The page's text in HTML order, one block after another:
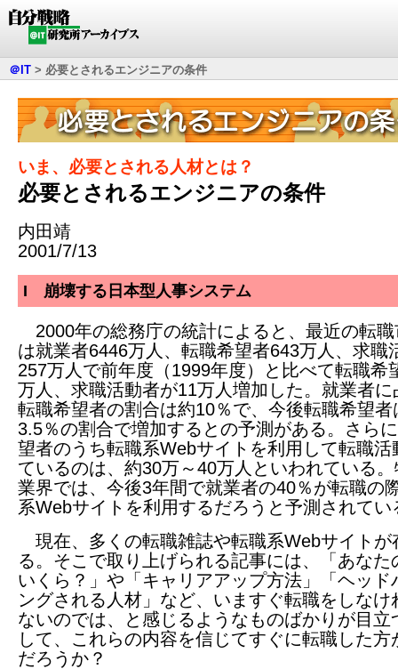
＠IT > 必要とされるエンジニアの条件
いま、必要とされる人材とは？
必要とされるエンジニアの条件
内田靖
2001/7/13
I 崩壊する日本型人事システム
2000年の総務庁の統計によると、最近の転職
は就業者6446万人、転職希望者643万人、求職
257万人で前年度（1999年度）と比べて転職希
万人、求職活動者が11万人増加した。就業者に
転職希望者の割合は約10％で、今後転職希望者
3.5％の割合で増加するとの予測がある。さら
望者のうち転職系Webサイトを利用して転職活
ているのは、約30万～40万人といわれている
業界では、今後3年間で就業者の40％が転職の
系Webサイトを利用するだろうと予測されてい
現在、多くの転職雑誌や転職系Webサイトが
る。そこで取り上げられる記事には、「あなた
いくら？」や「キャリアアップ方法」「ヘッド
ングされる人材」など、いますぐ転職をしなけ
ないのでは、と感じるようなものばかりが目立
して、これらの内容を信じてすぐに転職した方
だろうか？